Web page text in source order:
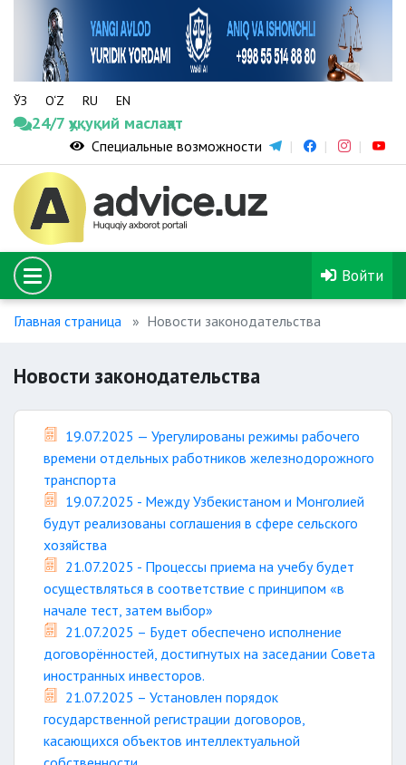
ЎЗ O‘Z RU EN
24/7 ҳуқуқий маслаҳат
Специальные возможности
Войти
Главная страница Новости законодательства
Новости законодательства
19.07.2025 — Урегулированы режимы рабочего
времени отдельных работников железнодорожного
транспорта
19.07.2025 - Между Узбекистаном и Монголией
будут реализованы соглашения в сфере сельского
хозяйства
21.07.2025 - Процессы приема на учебу будет
осуществляться в соответствие с принципом «в
начале тест, затем выбор»
21.07.2025 – Будет обеспечено исполнение
договорённостей, достигнутых на заседании Совета
иностранных инвесторов.
21.07.2025 – Установлен порядок
государственной регистрации договоров,
касающихся объектов интеллектуальной